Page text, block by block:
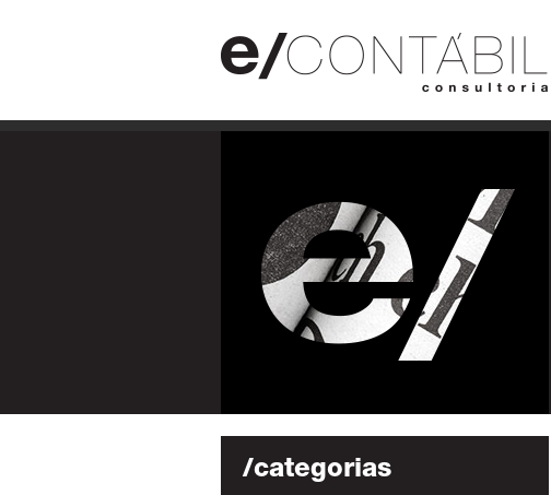
/categorias